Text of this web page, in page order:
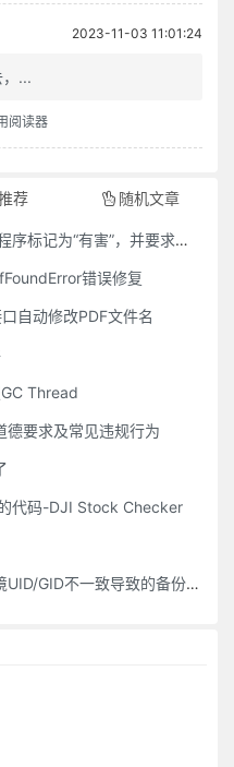
2023-11-03 11:01:24
...
阅读器
荐 随机文章
为“有害”，并要求用户删除它们
错误修复
自动修改PDF文件名
Thread
德要求及常见违规行为
代码-DJI Stock Checker
不一致导致的备份权限问题